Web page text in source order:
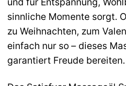
sinnliche Momente sorgt.
zu Weihnachten, zum
einfach nur so – dieses
garantiert Freude bereiten.